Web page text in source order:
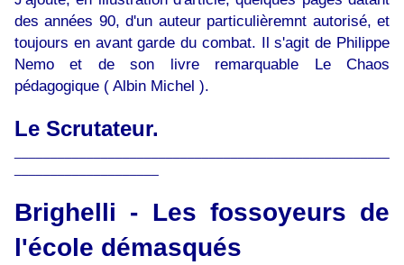
des années 90, d'un auteur particulièremnt autorisé, et
toujours en avant garde du combat. Il s'agit de Philippe
Nemo et de son livre remarquable Le Chaos
pédagogique ( Albin Michel ).
Le Scrutateur.
Brighelli - Les fossoyeurs de
l'école démasqués